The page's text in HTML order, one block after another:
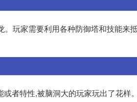
玩家需要利用各种防御塔和技能来
者特性,被脑洞大的玩家玩出了花样